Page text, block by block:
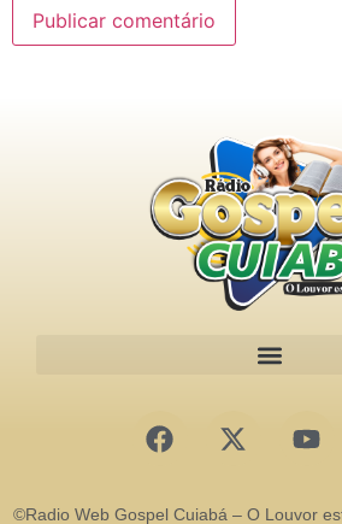
©Radio Web Gospel Cuiabá – O Louvor